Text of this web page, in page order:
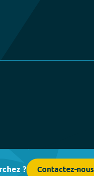
? Contactez-nous